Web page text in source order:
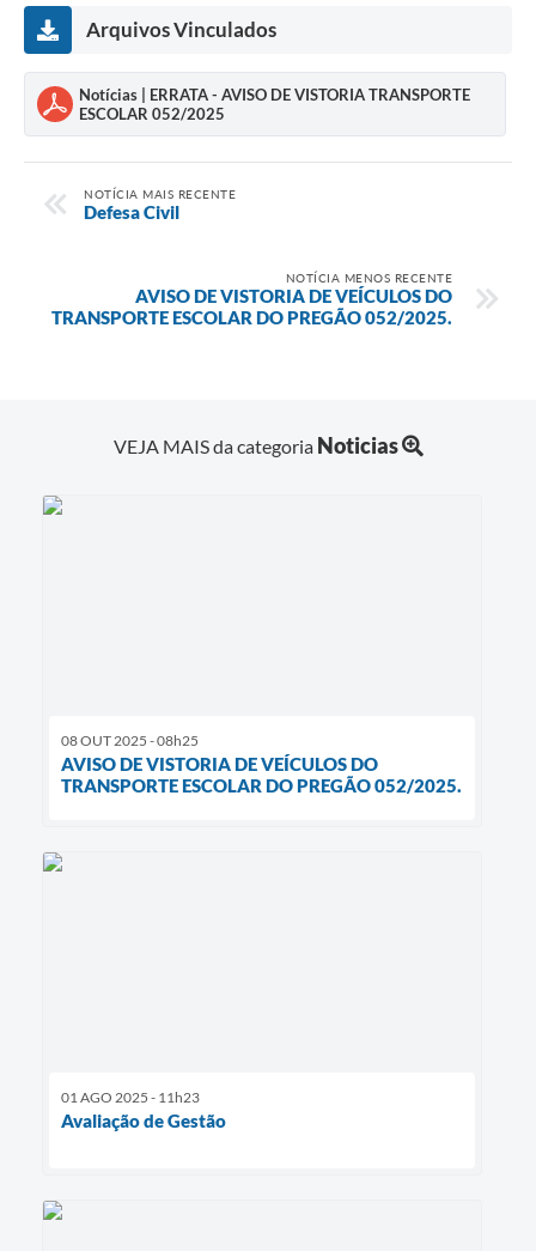
Arquivos Vinculados
Notícias | ERRATA - AVISO DE VISTORIA TRANSPORTE
ESCOLAR 052/2025
NOTÍCIA MAIS RECENTE
Defesa Civil
NOTÍCIA MENOS RECENTE
AVISO DE VISTORIA DE VEÍCULOS DO
TRANSPORTE ESCOLAR DO PREGÃO 052/2025.
VEJA MAIS da categoria Noticias
08 OUT 2025 - 08h25
AVISO DE VISTORIA DE VEÍCULOS DO
TRANSPORTE ESCOLAR DO PREGÃO 052/2025.
01 AGO 2025 - 11h23
Avaliação de Gestão